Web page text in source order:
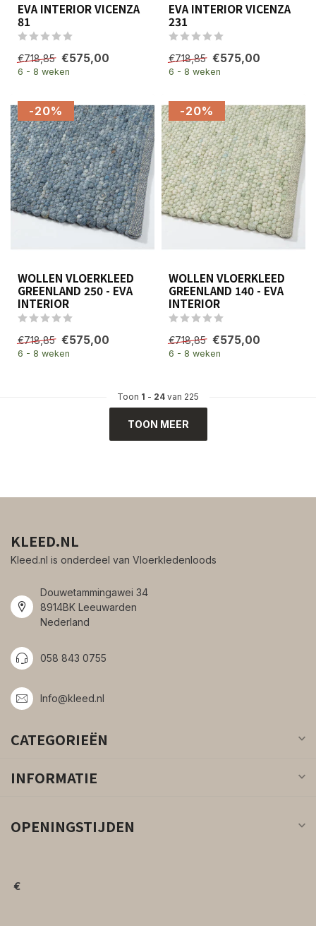
EVA INTERIOR VICENZA
81
€718,85 €575,00
6 - 8 weken
EVA INTERIOR VICENZA
231
€718,85 €575,00
6 - 8 weken
-20%
WOLLEN VLOERKLEED
GREENLAND 250 - EVA
INTERIOR
€718,85 €575,00
6 - 8 weken
-20%
WOLLEN VLOERKLEED
GREENLAND 140 - EVA
INTERIOR
€718,85 €575,00
6 - 8 weken
Toon 1 - 24 van 225
TOON MEER
KLEED.NL
Kleed.nl is onderdeel van Vloerkledenloods
Douwetammingawei 34
8914BK Leeuwarden
Nederland
058 843 0755
Info@kleed.nl
CATEGORIEËN
INFORMATIE
OPENINGSTIJDEN
€